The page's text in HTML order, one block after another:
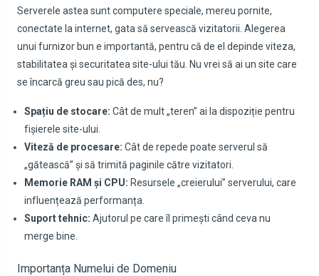
Serverele astea sunt computere speciale, mereu pornite,
conectate la internet, gata să servească vizitatorii. Alegerea
unui furnizor bun e importantă, pentru că de el depinde viteza,
stabilitatea și securitatea site-ului tău. Nu vrei să ai un site care
se încarcă greu sau pică des, nu?
Spațiu de stocare: Cât de mult „teren” ai la dispoziție pentru
fișierele site-ului.
Viteză de procesare: Cât de repede poate serverul să
„gătească” și să trimită paginile către vizitatori.
Memorie RAM și CPU: Resursele „creierului” serverului, care
influențează performanța.
Suport tehnic: Ajutorul pe care îl primești când ceva nu
merge bine.
Importanța Numelui de Domeniu